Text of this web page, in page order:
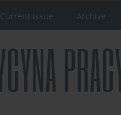
Current issue Archive